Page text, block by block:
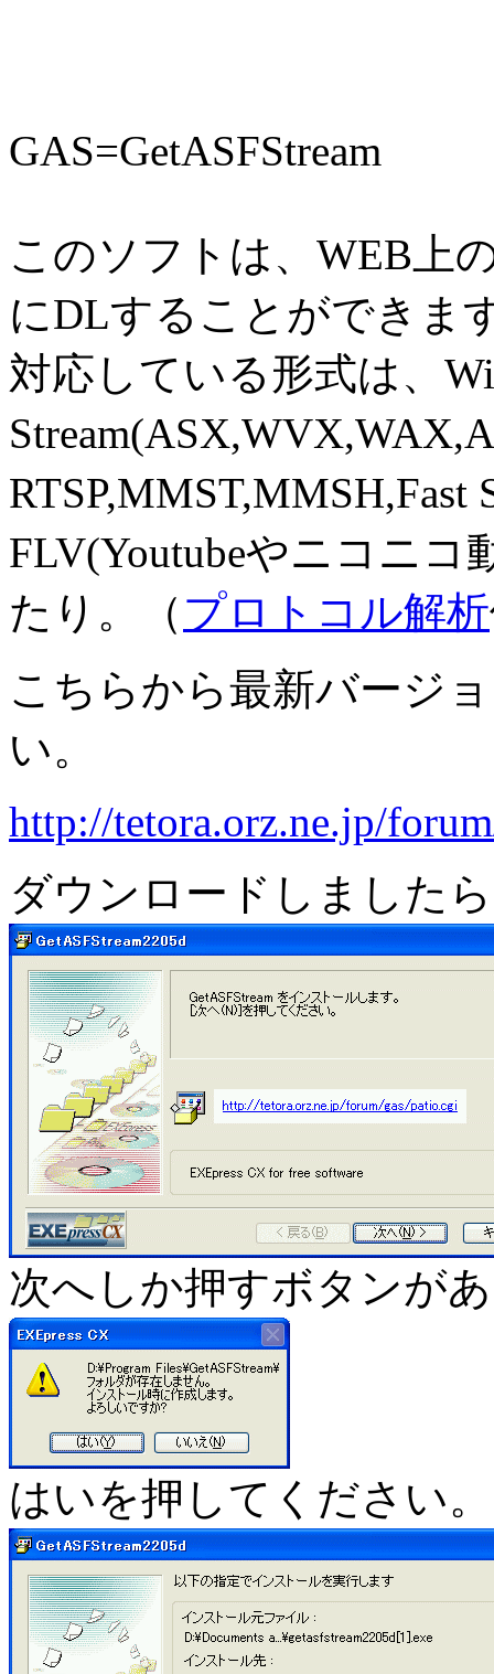
GAS=GetASFStream
このソフトは、WEB上
にDLすることができま
対応している形式は、
RTSP,MMST,MMSH,Fast
FLV(Youtubeやニコニ
たり。（ プロトコル解析
こちらから最新バージ
い。
http://tetora.orz.ne.jp/
ダウンロードしました
次へしか押すボタンが
はいを押してください。